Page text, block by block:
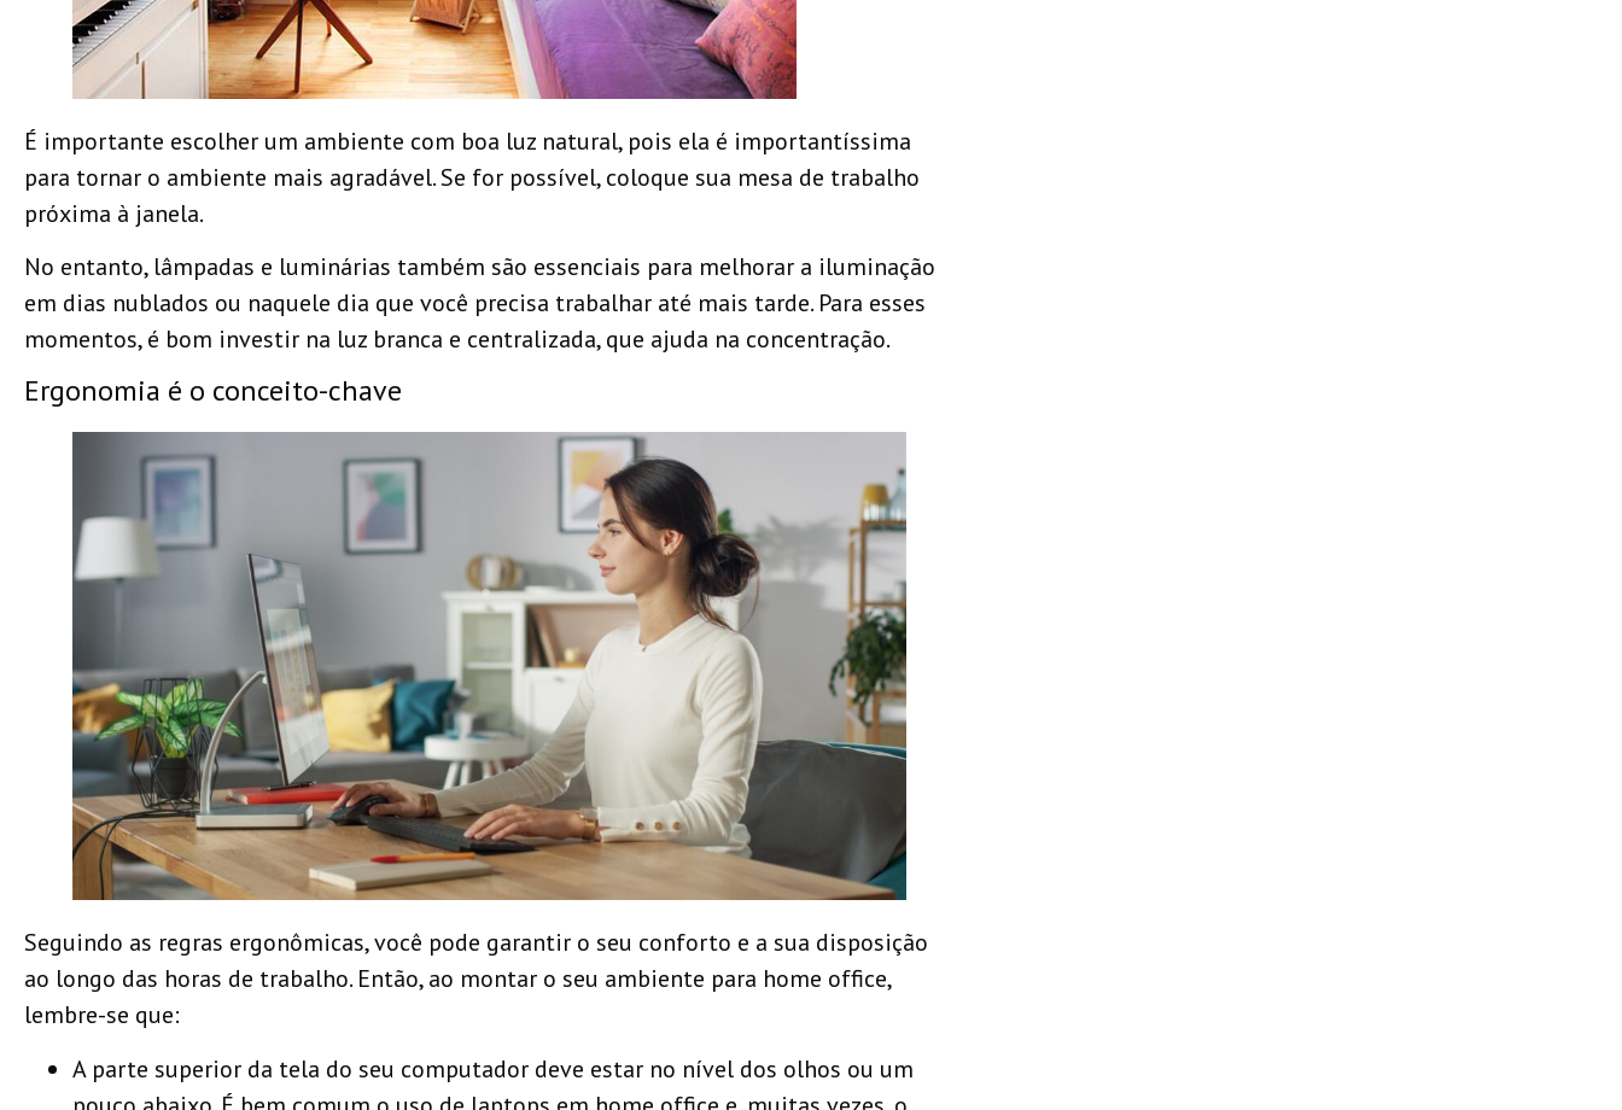
É importante escolher um ambiente com boa luz natural, pois ela é importantíssima
para tornar o ambiente mais agradável. Se for possível, coloque sua mesa de trabalho
próxima à janela.
No entanto, lâmpadas e luminárias também são essenciais para melhorar a iluminação
em dias nublados ou naquele dia que você precisa trabalhar até mais tarde. Para esses
momentos, é bom investir na luz branca e centralizada, que ajuda na concentração.
Ergonomia é o conceito-chave
Seguindo as regras ergonômicas, você pode garantir o seu conforto e a sua disposição
ao longo das horas de trabalho. Então, ao montar o seu ambiente para home office,
lembre-se que:
A parte superior da tela do seu computador deve estar no nível dos olhos ou um